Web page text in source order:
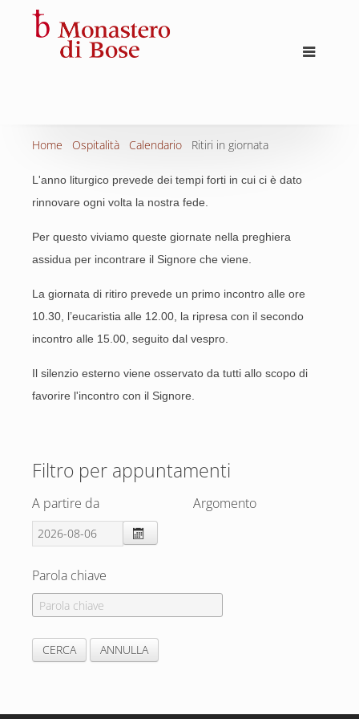
Home Ospitalità Calendario Ritiri in giornata
L'anno liturgico prevede dei tempi forti in cui ci è dato
rinnovare ogni volta la nostra fede.
Per questo viviamo queste giornate nella preghiera
assidua per incontrare il Signore che viene.
La giornata di ritiro prevede un primo incontro alle ore
10.30, l’eucaristia alle 12.00, la ripresa con il secondo
incontro alle 15.00, seguito dal vespro.
Il silenzio esterno viene osservato da tutti allo scopo di
favorire l'incontro con il Signore.
Filtro per appuntamenti
A partire da Argomento
Parola chiave